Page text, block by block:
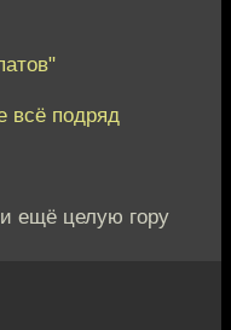
всё подряд
ещё целую гору